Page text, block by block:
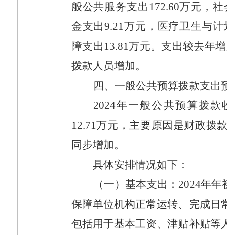
般公共服务支出 172.60万元，社
金支出9.21万元，医疗卫生与计
障支出 13.81万元。支出较去年
拨款人员增加。
四、一般公共预算拨款支出
2024年一般公共预算拨款
12.71万元，主要原因是财政拨
同步增加。
具体安排情况如下：
（一）基本支出： 2024年年
保障单位机构正常运转、完成日
包括用于基本工资、津贴补贴等